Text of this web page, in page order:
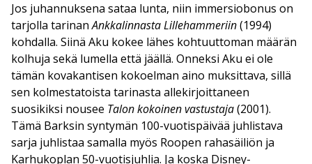
Jos juhannuksena sataa lunta, niin immersiobonus on
tarjolla tarinanAnkkalinnasta Lillehammeriin(1994)
kohdalla. Siinä Aku kokee lähes kohtuuttoman määrän
kolhuja sekä lumella että jäällä. Onneksi Aku ei ole
tämän kovakantisen kokoelman aino muksittava, sillä
sen kolmestatoista tarinasta allekirjoittaneen
suosikiksi nousee Talon kokoinen vastustaja(2001).
Tämä Barksin syntymän 100-vuotispäivää juhlistava
sarja juhlistaa samalla myös Roopen rahasäiliön ja
Karhukoplan 50-vuotisjuhlia. Ja koska Disney-